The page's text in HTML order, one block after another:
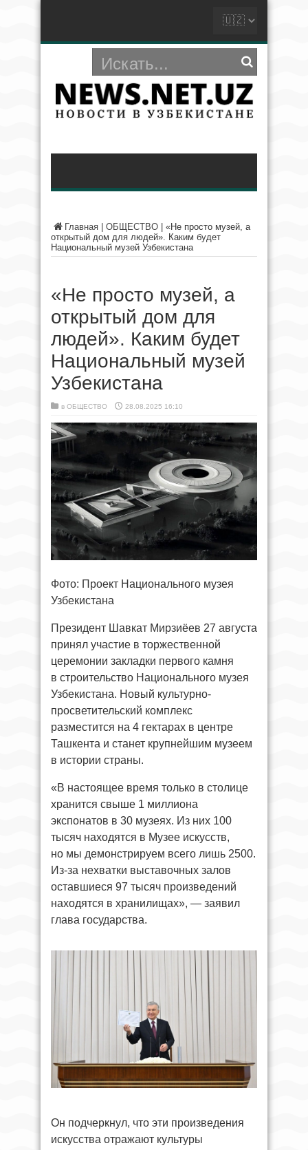
Главная ОБЩЕСТВО
«Не просто музей, а
открытый дом для людей». Каким будет
Национальный музей Узбекистана
«Не просто музей, а
открытый дом для
людей». Каким будет
Национальный музей
Узбекистана
в ОБЩЕСТВО 28.08.2025 16:10
Фото: Проект Национального музея
Узбекистана
Президент Шавкат Мирзиёев 27 августа
принял участие в торжественной
церемонии закладки первого камня
в строительство Национального музея
Узбекистана. Новый культурно-
просветительский комплекс
разместится на 4 гектарах в центре
Ташкента и станет крупнейшим музеем
в истории страны.
«В настоящее время только в столице
хранится свыше 1 миллиона
экспонатов в 30 музеях. Из них 100
тысяч находятся в Музее искусств,
но мы демонстрируем всего лишь 2500.
Из-за нехватки выставочных залов
оставшиеся 97 тысяч произведений
находятся в хранилищах», — заявил
глава государства.
Он подчеркнул, что эти произведения
искусства отражают культуры